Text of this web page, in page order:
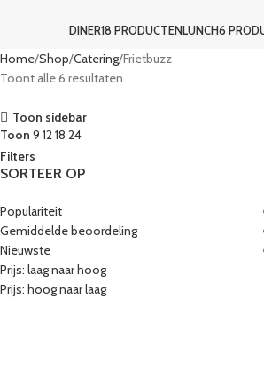
DINER18 PRODUCTENLUNCH6
Home Shop Catering Frietbuzz
Toont alle 6 resultaten
Toon sidebar
Toon 9 1218 24
Filters
SORTEER OP
Populariteit
Gemiddelde beoordeling
Nieuwste
Prijs: laag naar hoog
Prijs: hoog naar laag